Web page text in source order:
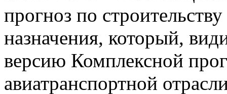
прогноз по
назначения, который,
версию Комплексной
авиатранспортной